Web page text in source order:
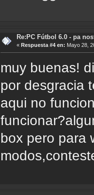
Re:PC Fútbol 6.0 - pa
« Respuesta #4 en: Mayo 28,
muy buenas!
por desgracia
aqui no
box pero para